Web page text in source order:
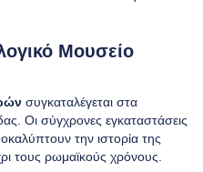
Μουσείο
συγκαταλέγεται στα
Οι σύγχρονες εγκαταστάσεις
την ιστορία της
τους ρωμαϊκούς χρόνους.